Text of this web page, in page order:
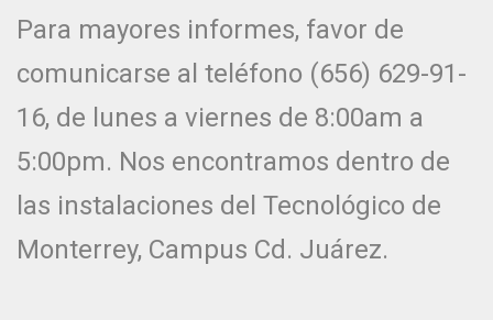
Para mayores informes, favor de
comunicarse al teléfono (656) 629-91-
16, de lunes a viernes de 8:00am a
5:00pm. Nos encontramos dentro de
las instalaciones del Tecnológico de
Monterrey, Campus Cd. Juárez.